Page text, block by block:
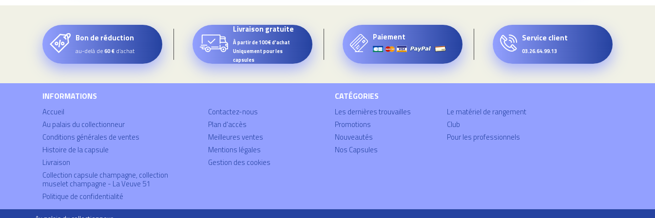
Bon de réduction
au-delà de60 € d’achat
Livraison gratuite
À partir de 100€ d'achat
Uniquement pour les
capsules
Paiement Service client
03.26.64.99.13
INFORMATIONS
Accueil
Au palais du collectionneur
Conditions générales de ventes
Histoire de la capsule
Livraison
Collection capsule champagne, collection
muselet champagne - La Veuve 51
Politique de confidentialité
Contactez-nous
Plan d'accès
Meilleures ventes
Mentions légales
Gestion des cookies
CATÉGORIES
Les dernières trouvailles
Promotions
Nouveautés
Nos Capsules
Le matériel de rangement
Club
Pour les professionnels